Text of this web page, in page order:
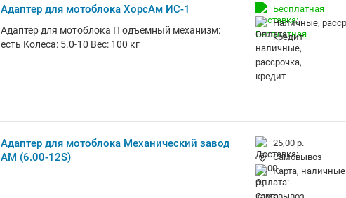
Адаптер для мотоблока ХорсАм ИС-1
Адаптер для мотоблока П одъемный механизм:
есть Колеса: 5.0-10 Вес: 100 кг
Бесплатная
наличные, рассрочка,
кредит
Адаптер для мотоблока Механический завод
АМ (6.00-12S)
25,00 р.
Самовывоз
карта, наличные